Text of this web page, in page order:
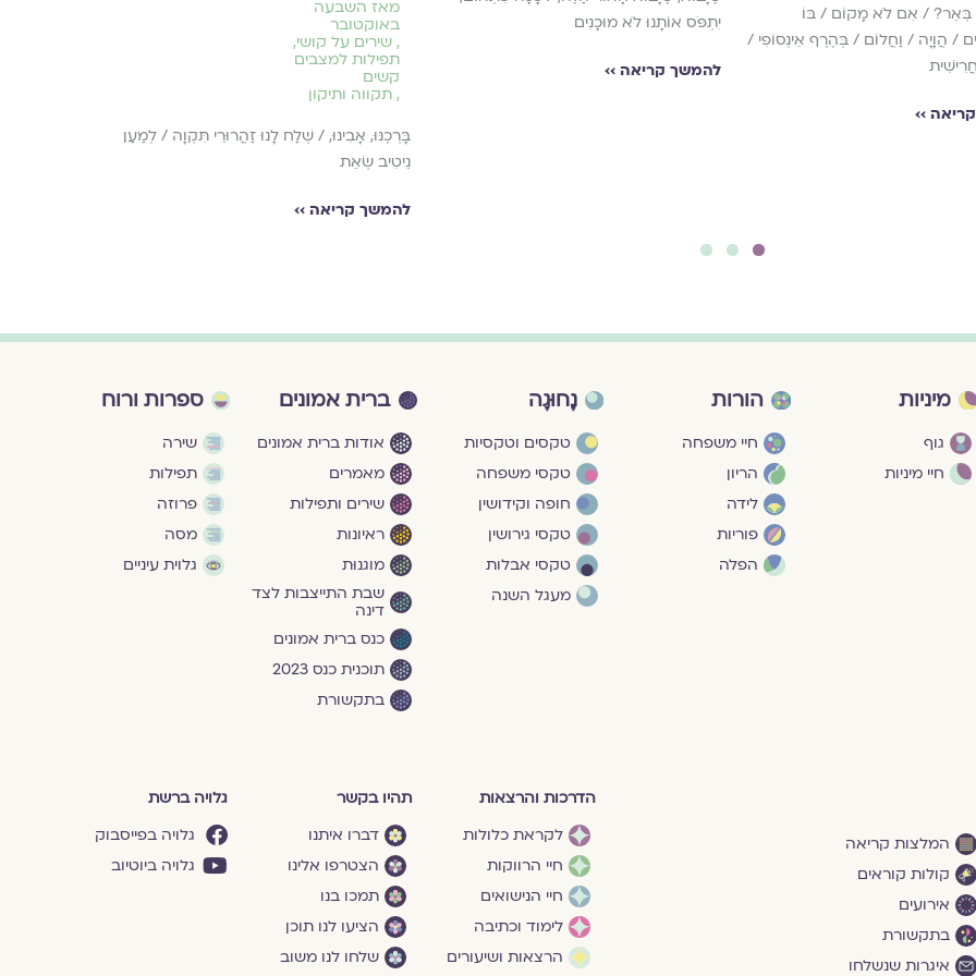
בְּאֵר? / אִם לֹא מָקוֹם / בּוֹ
/ הֲוָיָה / וַחֲלוֹם / בְּהֶרֶף אֵינְסוֹפִי /
››
יִתְפֹּס אוֹתָנוּ לֹא מוּכָנִים
להמשך קריאה ››
מאז השבעה
באוקטובר
, שירים על קושי,
תפילות למצבים
קשים
, תקווה ותיקון
בָּרְכֶנּוּ, אָבִינוּ, / שְׁלַח לָנוּ זַהֲרוּרֵי תִּקְוָה / לְמַעַן
נֵיטִיב שְׂאֵת
להמשך קריאה ››
1
מיניות
גוף
חיי מיניות
הורות
חיי משפחה
הריון
לידה
פוריות
הפלה
נָחוּגָה
טקסים וטקסיות
טקסי משפחה
חופה וקידושין
טקסי גירושין
טקסי אבלות
מעגל השנה
ברית אמונים
אודות ברית אמונים
מאמרים
שירים ותפילות
ראיונות
מוגנוּת
שבת התייצבות לצד
דינה
כנס ברית אמונים
תוכנית כנס 2023
בתקשורת
ספרות ורוח
שירה
תפילות
פרוזה
מסה
גלוית עיניים
המלצות קריאה
קולות קוראים
אירועים
בתקשורת
איגרות שנשלחו
הדרכות והרצאות
לקראת כלולות
חיי הרווקות
חיי הנישואים
לימוד וכתיבה
הרצאות ושיעורים
תהיו בקשר
דברו איתנו
הצטרפו אלינו
תמכו בנו
הציעו לנו תוכן
שלחו לנו משוב
גלויה ברשת
גלויה בפייסבוק
גלויה ביוטיוב